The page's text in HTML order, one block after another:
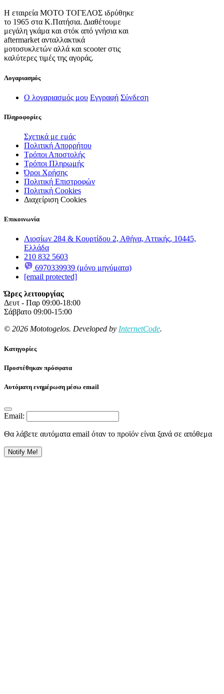
Η εταιρεία ΜΟΤΟ ΤΟΓΕΛΟΣ ιδρύθηκε
το 1965 στα Κ.Πατήσια. Διαθέτουμε
μεγάλη γκάμα και στόκ από γνήσια και
aftermarket ανταλλακτικά
μοτοσυκλετών αλλά και scooter στις
καλύτερες τιμές της αγοράς.
Λογαριασμός
Ο λογαριασμός μου Εγγραφή Σύνδεση
Πληροφορίες
Σχετικά με εμάς
Πολιτική Απορρήτου
Τρόποι Αποστολής
Τρόποι Πληρωμής
Όροι Χρήσης
Πολιτική Επιστροφών
Πολιτική Cookies
Διαχείριση Cookies
Επικοινωνία
Λιοσίων 284 & Κουρτίδου 2, Αθήνα, Αττικής, 10445,
Ελλάδα
210 832 5603
6970339939 (μόνο μηνύματα)
[email protected]
Ώρες λειτουργίας
Δευτ - Παρ 09:00-18:00
Σάββατο 09:00-15:00
© 2026 Mototogelos. Developed by InternetCode.
Κατηγορίες
Προστέθηκαν πρόσφατα
Αυτόματη ενημέρωση μέσω email
Email:
Θα λάβετε αυτόματα email όταν το προϊόν είναι ξανά σε απόθεμα
Notify Me!